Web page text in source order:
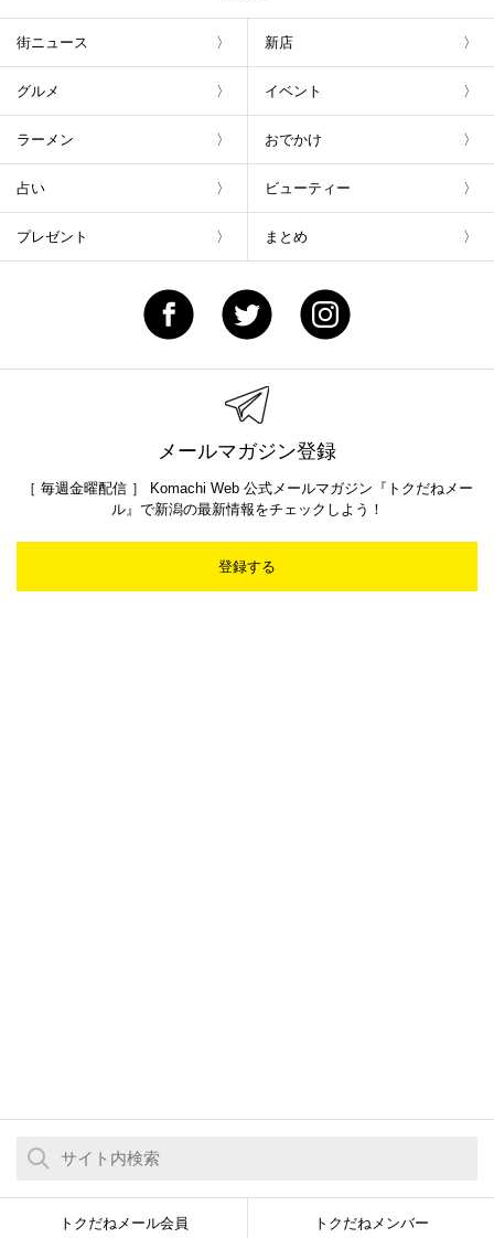
街ニュース 新店
グルメ イベント
ラーメン おでかけ
占い ビューティー
プレゼント まとめ
メールマガジン登録
［ 毎週金曜配信 ］ Komachi Web 公式メールマガジン『トクだねメー
ル』で新潟の最新情報をチェックしよう！
登録する
トクだねメール会員 トクだねメンバー